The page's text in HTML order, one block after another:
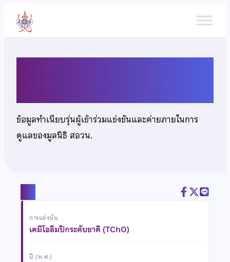
เนื้อหา
ข้อมูลทำเนียบรุ่นผู้เข้าร่วมแข่งขันและค่ายภายในการ
ดูแลของมูลนิธิ สอวน.
การแข่งขัน
เคมีโอลิมปิกระดับชาติ (TChO)
ปี (พ.ศ.)